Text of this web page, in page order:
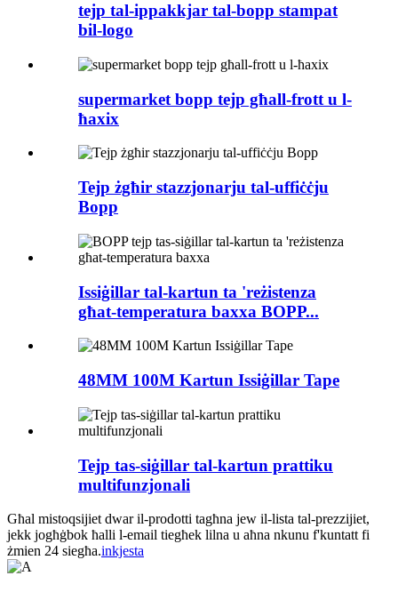
tejp tal-ippakkjar tal-bopp stampat
bil-logo
supermarket bopp tejp għall-frott u l-
ħaxix
Tejp żgħir stazzjonarju tal-uffiċċju
Bopp
Issiġillar tal-kartun ta 'reżistenza
għat-temperatura baxxa BOPP...
48MM 100M Kartun Issiġillar Tape
Tejp tas-siġillar tal-kartun prattiku
multifunzjonali
Għal mistoqsijiet dwar il-prodotti tagħna jew il-lista tal-prezzijiet,
jekk jogħġbok ħalli l-email tiegħek lilna u aħna nkunu f'kuntatt fi
żmien 24 siegħa.inkjesta